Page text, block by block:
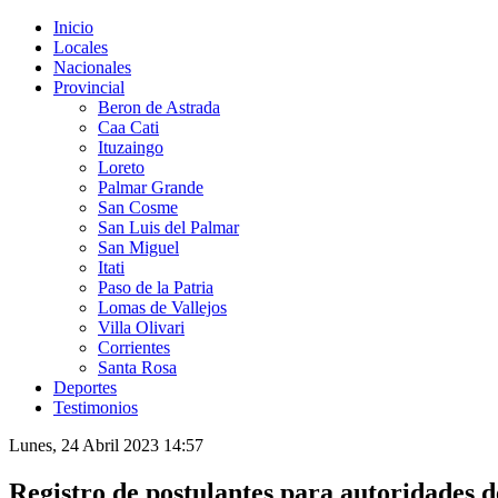
Inicio
Locales
Nacionales
Provincial
Beron de Astrada
Caa Cati
Ituzaingo
Loreto
Palmar Grande
San Cosme
San Luis del Palmar
San Miguel
Itati
Paso de la Patria
Lomas de Vallejos
Villa Olivari
Corrientes
Santa Rosa
Deportes
Testimonios
Lunes, 24 Abril 2023 14:57